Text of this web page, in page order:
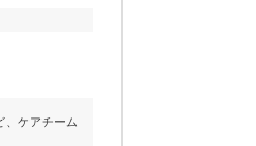
、ケアチーム